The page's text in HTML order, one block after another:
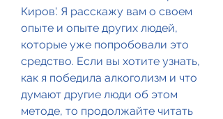
Киров'. Я расскажу вам о своем
опыте и опыте других людей,
которые уже попробовали это
средство. Если вы хотите узнать,
как я победила алкоголизм и что
думают другие люди об этом
методе, то продолжайте читать